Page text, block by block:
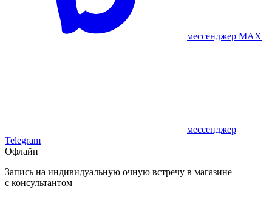
мессенджер MAX
мессенджер
Telegram
Офлайн
Запись на индивидуальную очную встречу в магазине
с консультантом